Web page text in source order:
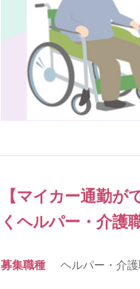
【マイカー通勤
くヘルパー・介護
募集職種 ヘルパー・介